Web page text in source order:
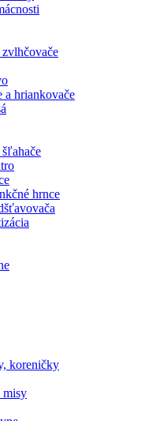
a hriankovače
hrnce
koreničky
misy